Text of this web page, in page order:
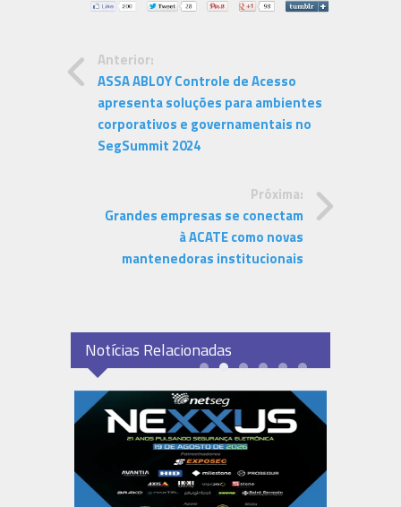
Anterior:
ASSA ABLOY Controle de Acesso
apresenta soluções para ambientes
corporativos e governamentais no
SegSummit 2024
Próxima:
Grandes empresas se conectam
à ACATE como novas
mantenedoras institucionais
Notícias Relacionadas